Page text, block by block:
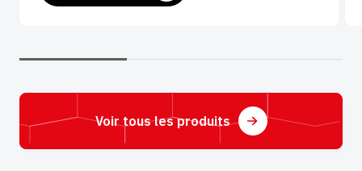
Voir tous les produits